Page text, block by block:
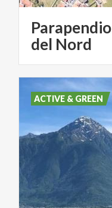
del Nord
ACTIVE & GREEN